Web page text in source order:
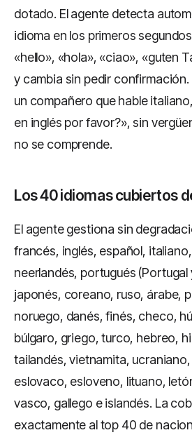
dotado. El agente detecta
idioma en los primeros
«hello», «hola», «ciao», «guten
y cambia sin pedir
un compañero que hable
en inglés por favor?», sin
no se comprende.
Los 40 idiomas cubiertos
El agente gestiona sin
francés, inglés, español,
neerlandés, portugués (Portugal
japonés, coreano, ruso, árabe,
noruego, danés, finés, checo,
búlgaro, griego, turco, hebreo,
tailandés, vietnamita,
eslovaco, esloveno, lituano,
vasco, gallego e islandés. La
exactamente al top 40 de